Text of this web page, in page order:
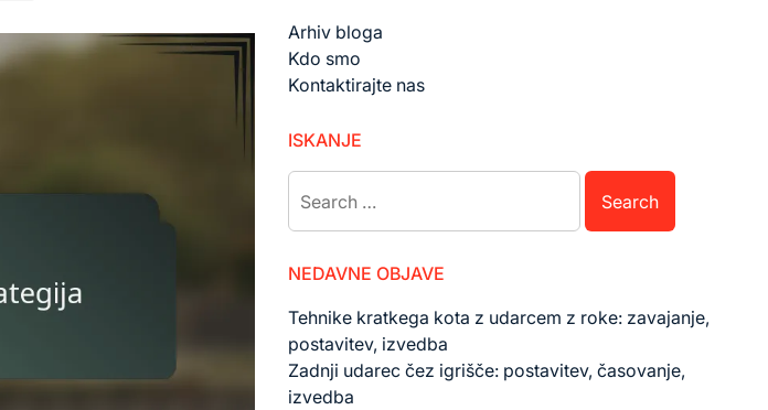
Arhiv bloga
Kdo smo
Kontaktirajte nas
ISKANJE
for:
NEDAVNE OBJAVE
Tehnike kratkega kota z udarcem z roke: zavajanje,
postavitev, izvedba
Zadnji udarec čez igrišče: postavitev, časovanje,
izvedba